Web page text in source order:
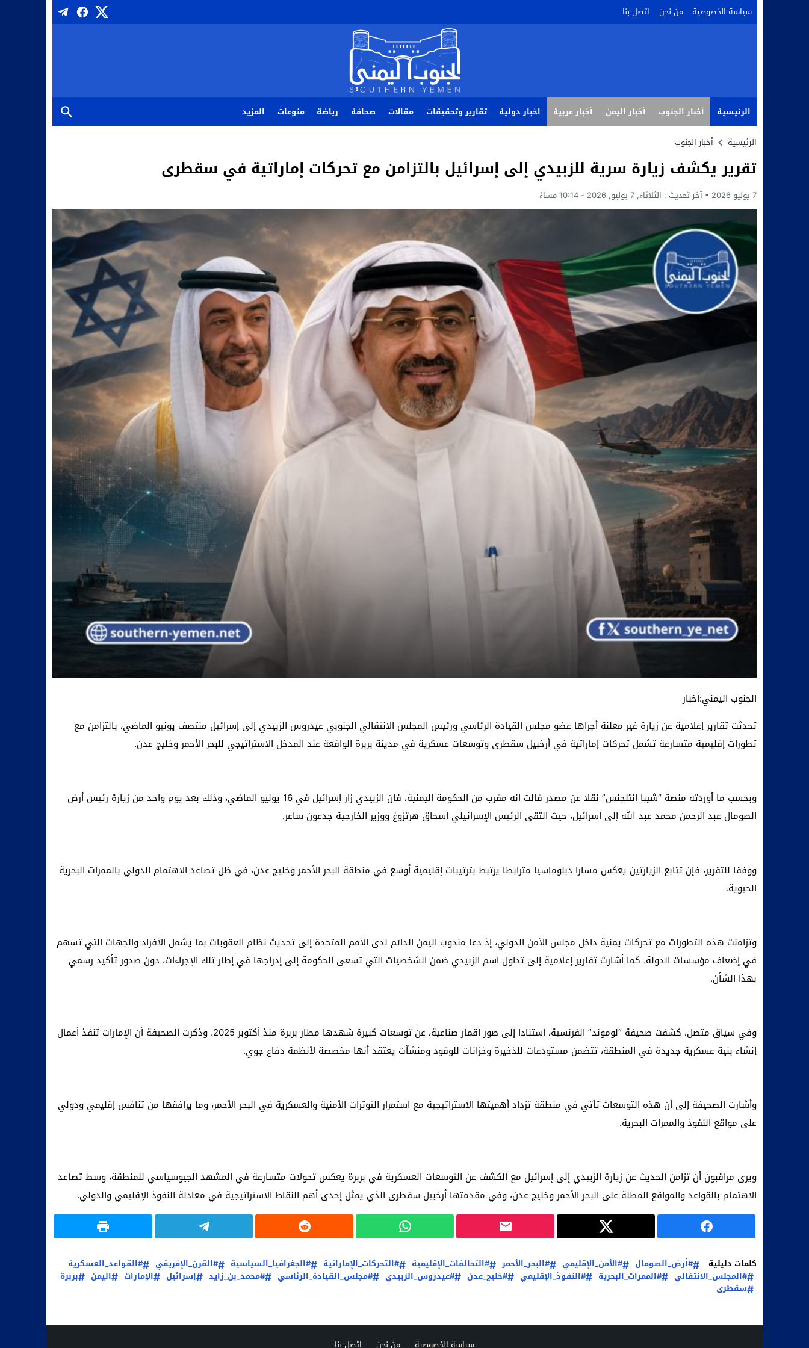
سياسة الخصوصية من نحن اتصل بنا
الرئيسية أخبار الجنوب أخبار اليمن أخبار عربية اخبار دولية تقارير وتحقيقات مقالات صحافة رياضة منوعات المزيد
الرئيسية أخبار الجنوب
تقرير يكشف زيارة سرية للزبيدي إلى إسرائيل بالتزامن مع تحركات إماراتية في سقطرى
7 يوليو 2026 آخر تحديث : الثلاثاء, 7 يوليو, 2026 - 10:14 مساءً
الجنوب اليمني:أخبار
تحدثت تقارير إعلامية عن زيارة غير معلنة أجراها عضو مجلس القيادة الرئاسي ورئيس المجلس الانتقالي الجنوبي عيدروس الزبيدي إلى إسرائيل منتصف يونيو الماضي، بالتزامن مع
تطورات إقليمية متسارعة تشمل تحركات إماراتية في أرخبيل سقطرى وتوسعات عسكرية في مدينة بربرة الواقعة عند المدخل الاستراتيجي للبحر الأحمر وخليج عدن.
وبحسب ما أوردته منصة “شيبا إنتلجنس” نقلا عن مصدر قالت إنه مقرب من الحكومة اليمنية، فإن الزبيدي زار إسرائيل في 16 يونيو الماضي، وذلك بعد يوم واحد من زيارة رئيس أرض
الصومال عبد الرحمن محمد عبد الله إلى إسرائيل، حيث التقى الرئيس الإسرائيلي إسحاق هرتزوغ ووزير الخارجية جدعون ساعر.
ووفقا للتقرير، فإن تتابع الزيارتين يعكس مسارا دبلوماسيا مترابطا يرتبط بترتيبات إقليمية أوسع في منطقة البحر الأحمر وخليج عدن، في ظل تصاعد الاهتمام الدولي بالممرات البحرية
الحيوية.
وتزامنت هذه التطورات مع تحركات يمنية داخل مجلس الأمن الدولي، إذ دعا مندوب اليمن الدائم لدى الأمم المتحدة إلى تحديث نظام العقوبات بما يشمل الأفراد والجهات التي تسهم
في إضعاف مؤسسات الدولة. كما أشارت تقارير إعلامية إلى تداول اسم الزبيدي ضمن الشخصيات التي تسعى الحكومة إلى إدراجها في إطار تلك الإجراءات، دون صدور تأكيد رسمي
بهذا الشأن.
وفي سياق متصل، كشفت صحيفة “لوموند” الفرنسية، استنادا إلى صور أقمار صناعية، عن توسعات كبيرة شهدها مطار بربرة منذ أكتوبر 2025. وذكرت الصحيفة أن الإمارات تنفذ أعمال
إنشاء بنية عسكرية جديدة في المنطقة، تتضمن مستودعات للذخيرة وخزانات للوقود ومنشآت يعتقد أنها مخصصة لأنظمة دفاع جوي.
وأشارت الصحيفة إلى أن هذه التوسعات تأتي في منطقة تزداد أهميتها الاستراتيجية مع استمرار التوترات الأمنية والعسكرية في البحر الأحمر، وما يرافقها من تنافس إقليمي ودولي
على مواقع النفوذ والممرات البحرية.
ويرى مراقبون أن تزامن الحديث عن زيارة الزبيدي إلى إسرائيل مع الكشف عن التوسعات العسكرية في بربرة يعكس تحولات متسارعة في المشهد الجيوسياسي للمنطقة، وسط تصاعد
الاهتمام بالقواعد والمواقع المطلة على البحر الأحمر وخليج عدن، وفي مقدمتها أرخبيل سقطرى الذي يمثل إحدى أهم النقاط الاستراتيجية في معادلة النفوذ الإقليمي والدولي.
كلمات دليلية #أرض_الصومال #الأمن_الإقليمي #البحر_الأحمر #التحالفات_الإقليمية #التحركات_الإماراتية #الجغرافيا_السياسية #القرن_الإفريقي
#القواعد_العسكرية
#المجلس_الانتقالي
#الممرات_البحرية #النفوذ_الإقليمي #خليج_عدن #عيدروس_الزبيدي #مجلس_القيادة_الرئاسي #محمد_بن_زايد إسرائيل الإمارات اليمن
بربرة
سقطرى
سياسة الخصوصية من نحن اتصل بنا